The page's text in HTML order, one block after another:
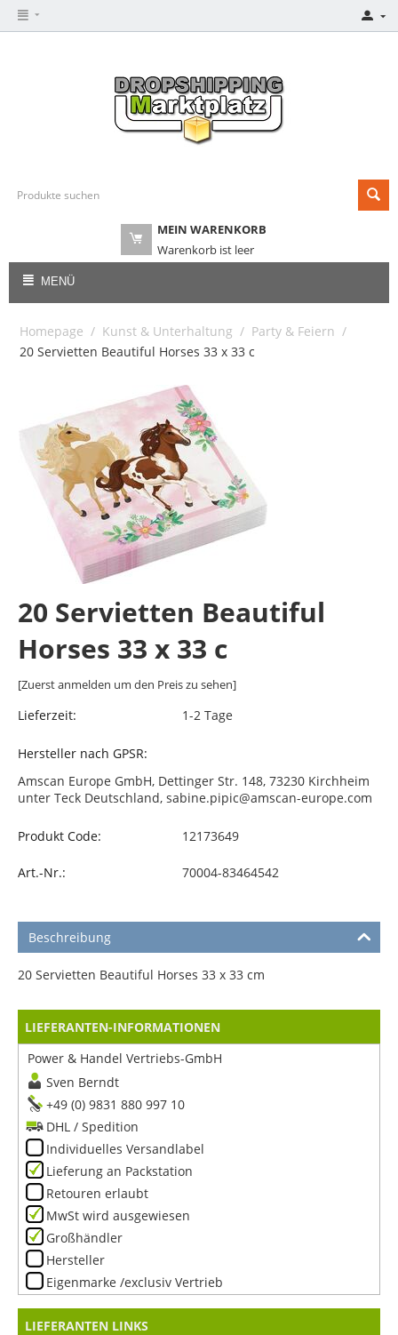
MEIN WARENKORB
Warenkorb ist leer
MENÜ
Homepage / Kunst & Unterhaltung / Party & Feiern /
20 Servietten Beautiful Horses 33 x 33 c
20 Servietten Beautiful
Horses 33 x 33 c
[Zuerst anmelden um den Preis zu sehen]
Lieferzeit: 1-2 Tage
Hersteller nach GPSR:
Amscan Europe GmbH, Dettinger Str. 148, 73230 Kirchheim
unter Teck Deutschland, sabine.pipic@amscan-europe.com
Produkt Code: 12173649
Art.-Nr.: 70004-83464542
Beschreibung
20 Servietten Beautiful Horses 33 x 33 cm
LIEFERANTEN-INFORMATIONEN
Power & Handel Vertriebs-GmbH
Sven Berndt
+49 (0) 9831 880 997 10
DHL / Spedition
Individuelles Versandlabel
Lieferung an Packstation
Retouren erlaubt
MwSt wird ausgewiesen
Großhändler
Hersteller
Eigenmarke /exclusiv Vertrieb
LIEFERANTEN LINKS